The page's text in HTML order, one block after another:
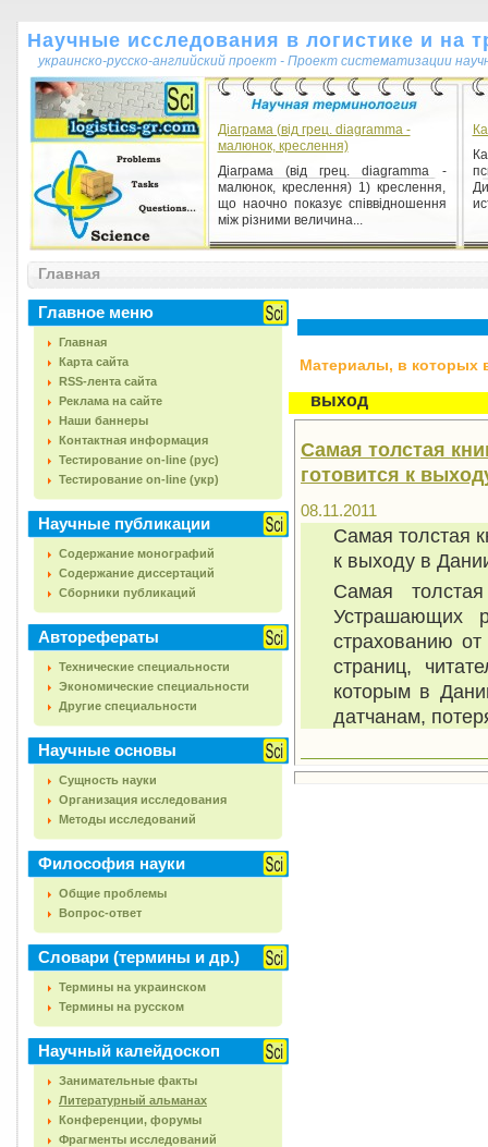
Научные исследования в логистике и на
украинско-русско-английский проект - Проект систематизации
Діаграма (від грец. diagramma -
малюнок, креслення)
Діаграма (від грец. diagramma -
малюнок, креслення) 1) креслення,
що наочно показує співвідношення
між різними величина...
Академическая мобильность
перемещение обучающихся,
профессорско-преподавательского
состава, ученых, инженерно-те...
Главная
Главное меню
Главная
Карта сайта
RSS-лента сайта
Реклама на сайте
Наши баннеры
Контактная информация
Тестирование on-line (рус)
Тестирование on-line (укр)
Научные публикации
Содержание монографий
Содержание диссертаций
Сборники публикаций
Авторефераты
Технические специальности
Экономические специальности
Другие специальности
Научные основы
Сущность науки
Организация исследования
Методы исследований
Философия науки
Общие проблемы
Вопрос-ответ
Словари (термины и др.)
Термины на украинском
Термины на русском
Научный калейдоскоп
Занимательные факты
Литературный альманах
Конференции, форумы
Фрагменты исследований
Материалы, в которых
выход
Самая толстая
готовится к
08.11.2011
Самая толстая
к выходу в
Самая
Устрашающих
страхованию
страниц,
которым в
датчанам,